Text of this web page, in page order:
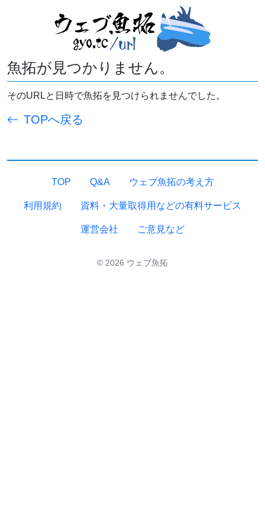
魚拓が見つかりません。
そのURLと日時で魚拓を見つけられませんでした。
TOPへ戻る
TOP Q&A ウェブ魚拓の考え方
利用規約 資料・大量取得用などの有料サービス
運営会社 ご意見など
© 2026 ウェブ魚拓